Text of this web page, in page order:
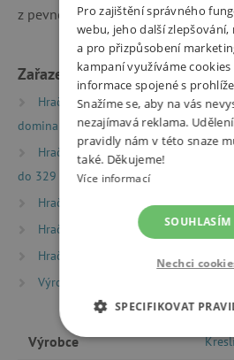
z pevné lepenky. Vhodné i jako
Zařazeno v kategoriích
Hračky dle typu Společenské
domina
Hračky dle typu
do 329 Kč
Hračky dle věku
Hry a hračky
Hračky dle věku
Hry a hračky
Hračky dle věku
Výrobci
Výrobce
Pro zajištění správného
webu, jeho další
a pro přizpůsobení
kampaní využíváme cookies
informace spojené s
Snažíme se, aby na vás
nezajímavá reklama.
pravidly nám v této snaze
také. Děkujeme!
Více informací
SOUHLASÍM
Nechci
SPECIFIKOVAT
NEZBYTNĚ NUTNÉ